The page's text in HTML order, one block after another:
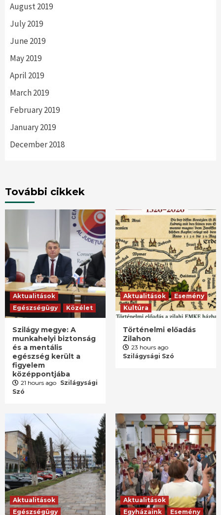
August 2019
July 2019
June 2019
May 2019
April 2019
March 2019
February 2019
January 2019
December 2018
További cikkek
Aktualitások
Egészségügy
Közélet
Szilágy megye: A
munkahelyi biztonság
és a mentális
egészség került a
figyelem
középpontjába
21 hours ago Szilágysági
Szó
Aktualitások
Esemény
Kultúra
Történelmi előadás
Zilahon
23 hours ago
Szilágysági Szó
Aktualitások
Egészségügy
Aktualitások
Egyházaink
Esemény